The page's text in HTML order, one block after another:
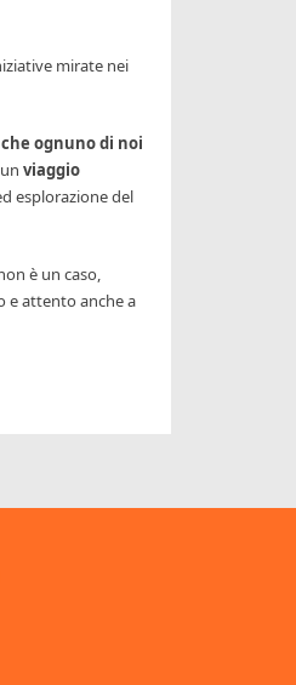
mirate nei
ognuno di noi
viaggio
esplorazione del
è un caso,
e attento anche a